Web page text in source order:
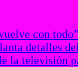
con
detalles
la televisión